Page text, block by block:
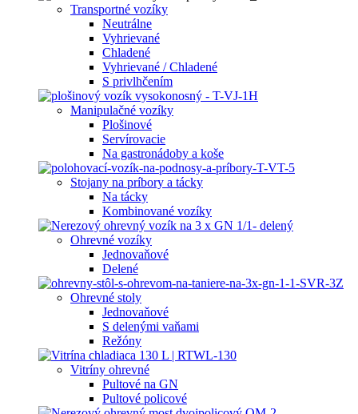
Transportné vozíky
Neutrálne
Vyhrievané
Chladené
Vyhrievané / Chladené
S privlhčením
Manipulačné vozíky
Plošinové
Servírovacie
Na gastronádoby a koše
Stojany na príbory a tácky
Na tácky
Kombinované vozíky
Ohrevné vozíky
Jednovaňové
Delené
Ohrevné stoly
Jednovaňové
S delenými vaňami
Režóny
Vitríny ohrevné
Pultové na GN
Pultové policové